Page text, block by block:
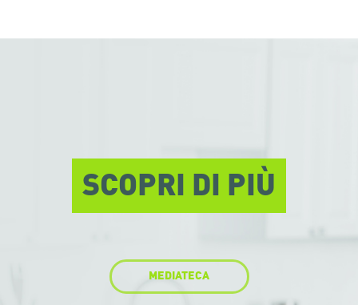
SCOPRI DI PIÙ
MEDIATECA